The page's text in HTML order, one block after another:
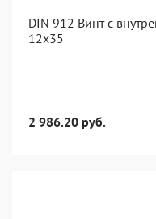
DIN 912 Винт с
12х35
2 986.20 руб.